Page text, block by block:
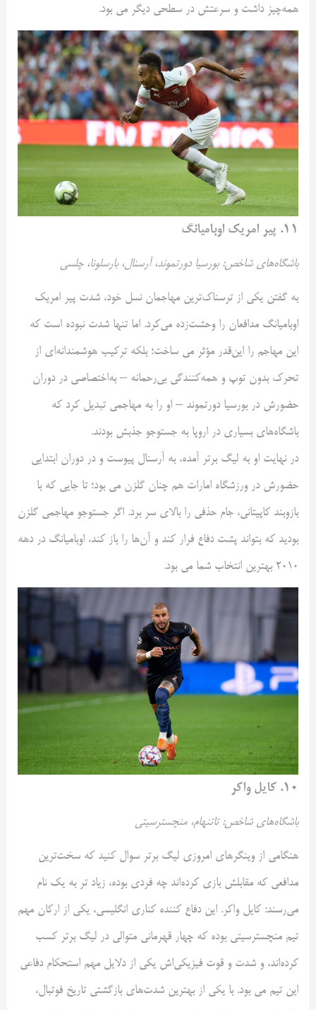
همه‌چیز داشت و سرعتش در سطحی دیگر می بود.
۱۱. پیر امریک اوبامیانگ
باشگاه‌های شاخص: بورسیا دورتموند، آرسنال، بارسلونا، چلسی
به گفتن یکی از ترسناک‌ترین مهاجمان نسل خود، شدت پیر امریک
اوبامیانگ مدافعان را وحشت‌زده می‌کرد. اما تنها شدت نبوده است که
این مهاجم را این‌قدر مؤثر می ساخت؛ بلکه ترکیب هوشمندانه‌ای از
تحرک بدون توپ و همه‌کنندگی بی‌رحمانه – به‌اختصاصی در دوران
حضورش در بورسیا دورتموند – او را به مهاجمی تبدیل کرد که
باشگاه‌های بسیاری در اروپا به جستوجو جذبش بودند.
در نهایت او به لیگ برتر آمده، به آرسنال پیوست و در دوران ابتدایی
حضورش در ورزشگاه امارات هم چنان گلزن می بود؛ تا جایی که با
بازوبند کاپیتانی، جام حذفی را بالای سر برد. اگر جستوجو مهاجمی گلزن
بودید که بتواند پشت دفاع فرار کند و آن‌ها را باز کند، اوبامیانگ در دهه
۲۰۱۰ بهترین انتخاب شما می بود.
۱۰. کایل واکر
باشگاه‌های شاخص: تاتنهام، منچسترسیتی
هنگامی از وینگرهای امروزی لیگ برتر سوال کنید که سخت‌ترین
مدافعی که مقابلش بازی کرده‌اند چه فردی بوده، زیاد تر به یک نام
می‌رسند: کایل واکر. این دفاع کننده کناری انگلیسی، یکی از ارکان مهم
تیم منچسترسیتی بوده که چهار قهرمانی متوالی در لیگ برتر کسب
کرده‌اند، و شدت و قوت فیزیکی‌اش یکی از دلایل مهم استحکام دفاعی
این تیم می بود. با یکی از بهترین شدت‌های بازگشتی تاریخ فوتبال،